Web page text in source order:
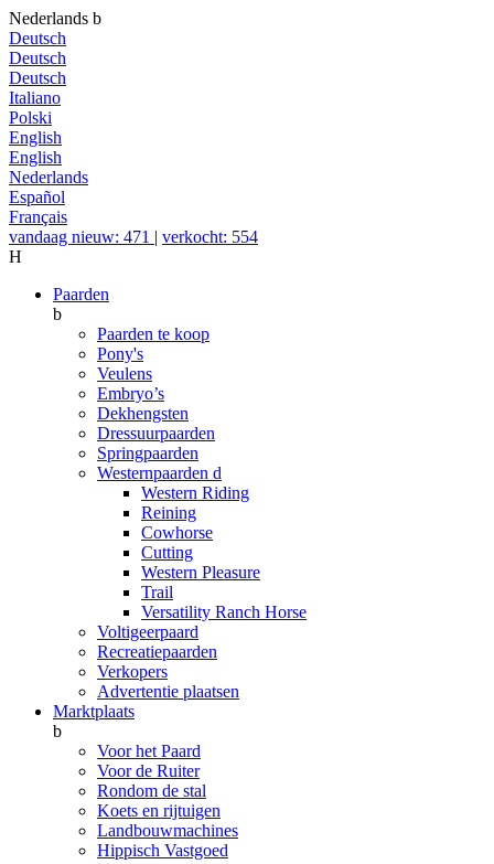
Nederlands b
Deutsch
Deutsch
Deutsch
Italiano
Polski
English
English
Nederlands
Español
Français
vandaag nieuw: 471 | verkocht: 554
H
Paarden
b
Paarden te koop
Pony's
Veulens
Embryo’s
Dekhengsten
Dressuurpaarden
Springpaarden
Westernpaarden d
Western Riding
Reining
Cowhorse
Cutting
Western Pleasure
Trail
Versatility Ranch Horse
Voltigeerpaard
Recreatiepaarden
Verkopers
Advertentie plaatsen
Marktplaats
b
Voor het Paard
Voor de Ruiter
Rondom de stal
Koets en rijtuigen
Landbouwmachines
Hippisch Vastgoed